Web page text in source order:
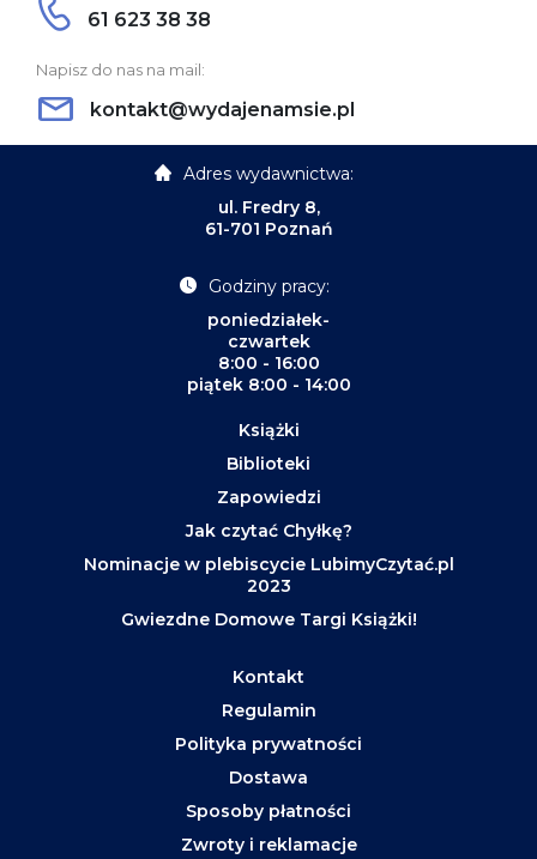
61 623 38 38
Napisz do nas na mail:
kontakt@wydajenamsie.pl
Adres wydawnictwa:
ul. Fredry 8,
61-701 Poznań
Godziny pracy:
poniedziałek-
czwartek
8:00 - 16:00
piątek 8:00 - 14:00
Książki
Biblioteki
Zapowiedzi
Jak czytać Chyłkę?
Nominacje w plebiscycie LubimyCzytać.pl
2023
Gwiezdne Domowe Targi Książki!
Kontakt
Regulamin
Polityka prywatności
Dostawa
Sposoby płatności
Zwroty i reklamacje